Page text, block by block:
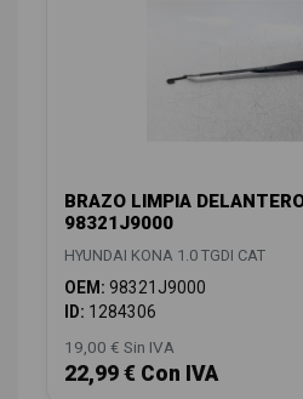
BRAZO LIMPIA
98321J9000
HYUNDAI KONA 1.0 TGDI CAT
OEM: 98321J9000
ID: 1284306
19,00 € Sin IVA
22,99 € Con IVA